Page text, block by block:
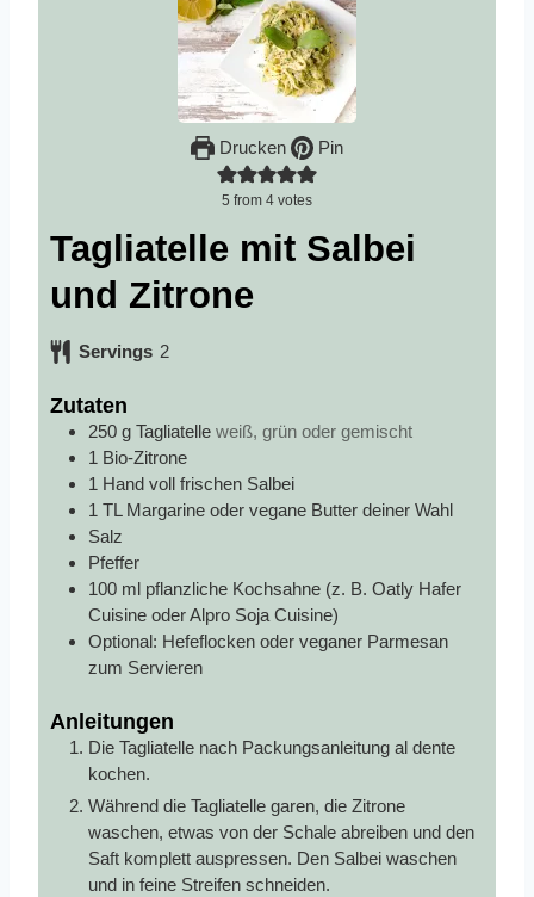
Drucken Pin
5 from 4 votes
Tagliatelle mit Salbei
und Zitrone
Servings 2
Zutaten
250 g Tagliatelle weiß, grün oder gemischt
1 Bio-Zitrone
1 Hand voll frischen Salbei
1 TL Margarine oder vegane Butter deiner Wahl
Salz
Pfeffer
100 ml pflanzliche Kochsahne (z. B. Oatly Hafer
Cuisine oder Alpro Soja Cuisine)
Optional: Hefeflocken oder veganer Parmesan
zum Servieren
Anleitungen
Die Tagliatelle nach Packungsanleitung al dente
kochen.
Während die Tagliatelle garen, die Zitrone
waschen, etwas von der Schale abreiben und den
Saft komplett auspressen. Den Salbei waschen
und in feine Streifen schneiden.